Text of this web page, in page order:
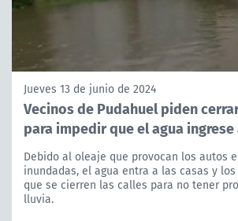
Jueves 13 de junio de 2024
Vecinos de Pudahuel piden
para impedir que el agua ingrese
Debido al oleaje que provocan los autos
inundadas, el agua entra a las casas y
que se cierren las calles para no tener
lluvia.